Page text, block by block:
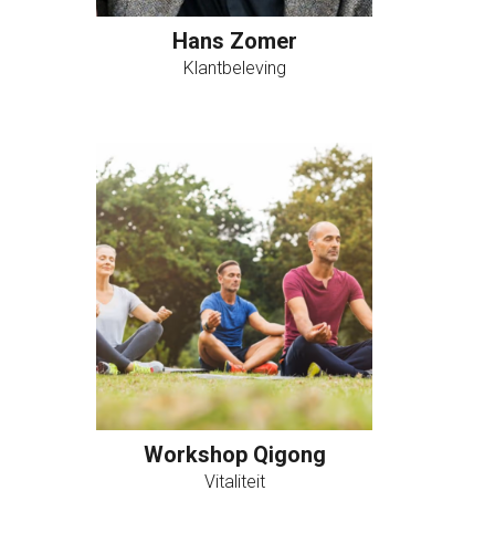
Hans Zomer
Klantbeleving
Workshop Qigong
Vitaliteit